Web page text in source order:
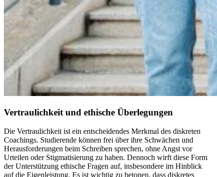
Vertraulichkeit und ethische Überlegungen
Die Vertraulichkeit ist ein entscheidendes Merkmal des diskreten
Coachings. Studierende können frei über ihre Schwächen und
Herausforderungen beim Schreiben sprechen, ohne Angst vor
Urteilen oder Stigmatisierung zu haben. Dennoch wirft diese Form
der Unterstützung ethische Fragen auf, insbesondere im Hinblick
auf die Eigenleistung. Es ist wichtig zu betonen, dass diskretes